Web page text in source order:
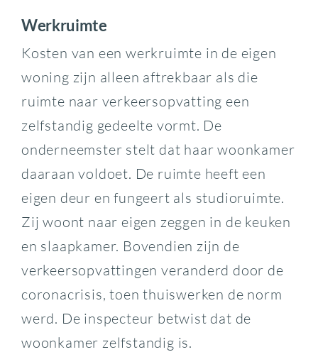
Werkruimte
Kosten van een werkruimte in de eigen
woning zijn alleen aftrekbaar als die
ruimte naar verkeersopvatting een
zelfstandig gedeelte vormt. De
onderneemster stelt dat haar woonkamer
daaraan voldoet. De ruimte heeft een
eigen deur en fungeert als studioruimte.
Zij woont naar eigen zeggen in de keuken
en slaapkamer. Bovendien zijn de
verkeersopvattingen veranderd door de
coronacrisis, toen thuiswerken de norm
werd. De inspecteur betwist dat de
woonkamer zelfstandig is.